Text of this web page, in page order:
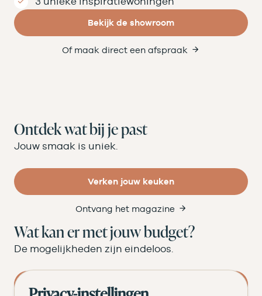
Bekijk de showroom
Of maak direct een afspraak
Ontdek wat bij je past
Jouw smaak is uniek.
Verken jouw keuken
Ontvang het magazine
Wat kan er met jouw budget?
De mogelijkheden zijn eindeloos.